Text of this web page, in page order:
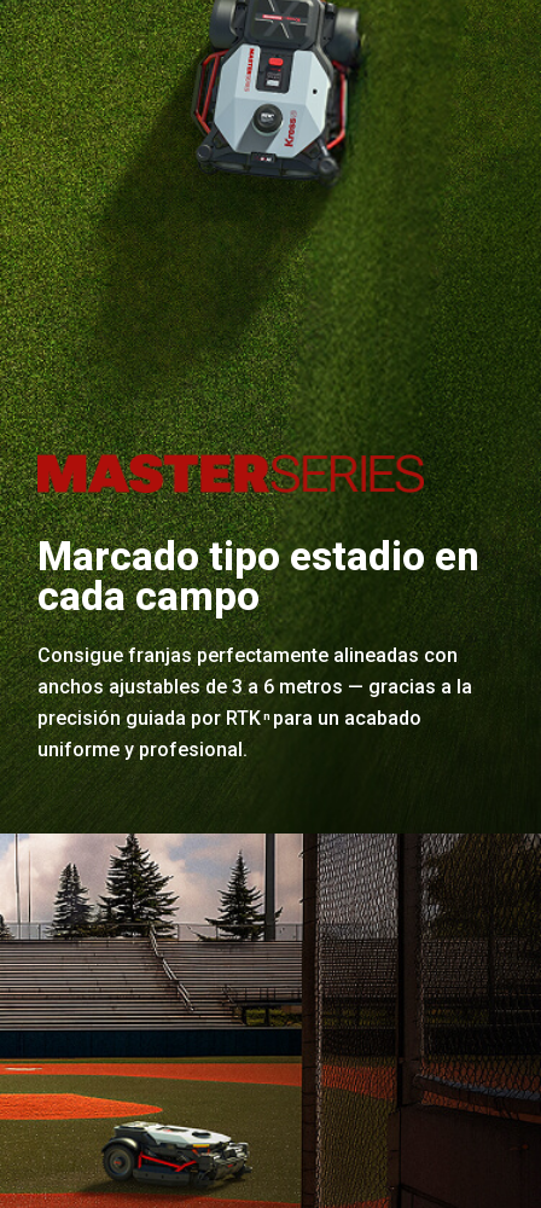
Marcado tipo estadio en
cada campo
Consigue franjas perfectamente alineadas con
anchos ajustables de 3 a 6 metros — gracias a la
precisión guiada por RTK npara un acabado
uniforme y profesional.